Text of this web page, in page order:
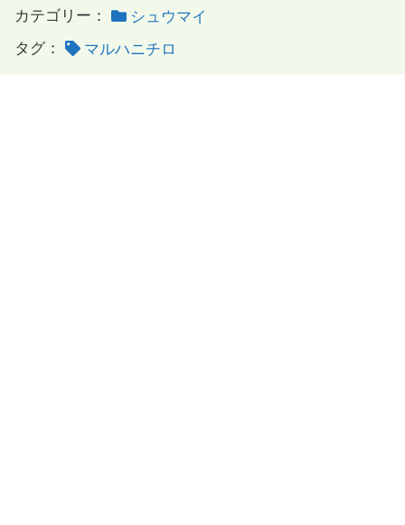
カテゴリー：
シュウマイ
タグ：
マルハニチロ